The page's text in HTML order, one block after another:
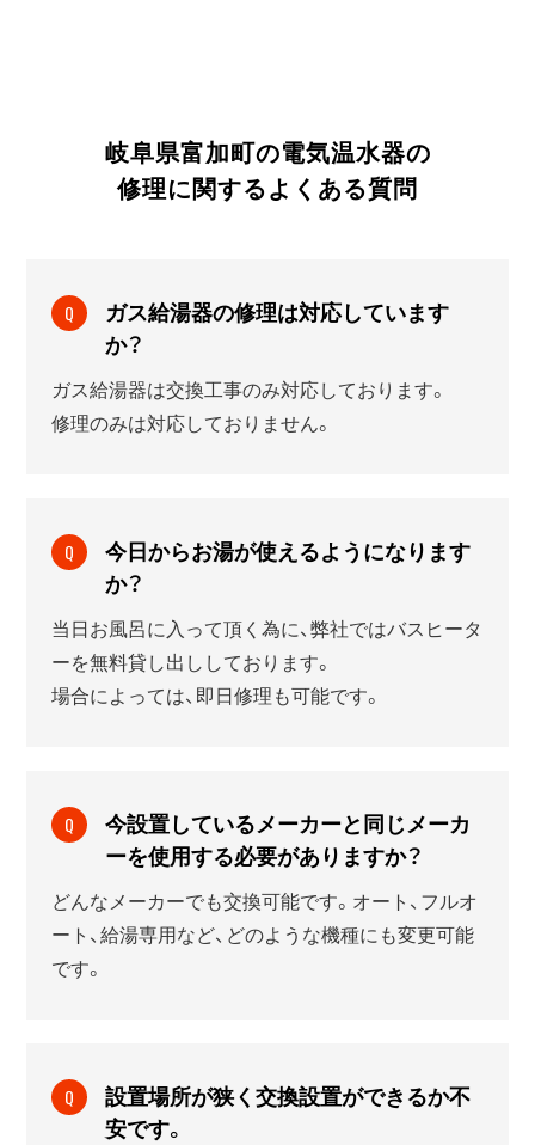
岐阜県富加町の電気温水器の
修理に関するよくある質問
Q
ガス給湯器の修理は対応しています
か？
ガス給湯器は交換工事のみ対応しております。
修理のみは対応しておりません。
Q
今日からお湯が使えるようになります
か？
当日お風呂に入って頂く為に、弊社ではバスヒータ
ーを無料貸し出ししております。
場合によっては、即日修理も可能です。
Q
今設置しているメーカーと同じメーカ
ーを使用する必要がありますか？
どんなメーカーでも交換可能です。オート、フルオ
ート、給湯専用など、どのような機種にも変更可能
です。
Q
設置場所が狭く交換設置ができるか不
安です。